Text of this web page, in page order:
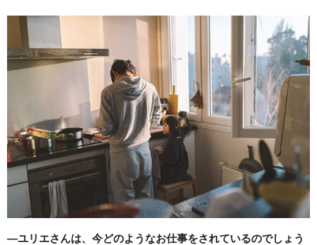
―ユリエさんは、今どのようなお仕事をされているのでしょう